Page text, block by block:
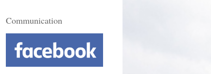
Communication